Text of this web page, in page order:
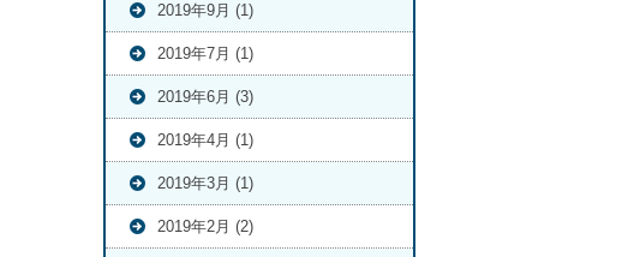
2019年9月 (1)
2019年7月 (1)
2019年6月 (3)
2019年4月 (1)
2019年3月 (1)
2019年2月 (2)